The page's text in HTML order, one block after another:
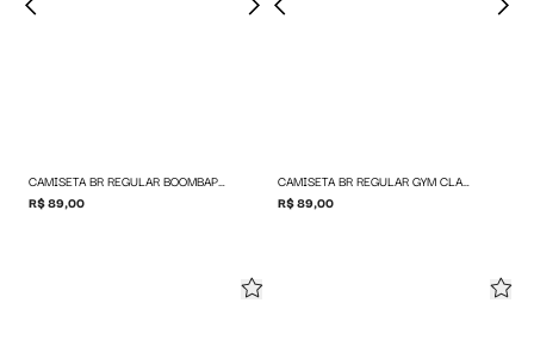
CAMISETA BR REGULAR BOOMBAP LOGO
R$ 89,00
CAMISETA BR REGULAR GYM CLASS LOGO
R$ 89,00